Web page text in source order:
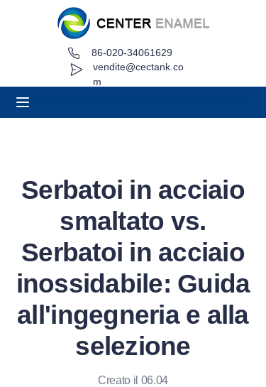
vendite@cectank.co
m
86-020-34061629
Serbatoi in acciaio
smaltato vs.
Serbatoi in acciaio
inossidabile: Guida
all'ingegneria e alla
selezione
Creato il 06.04
Di
Richiedi preventivo
Notizia
Contatto